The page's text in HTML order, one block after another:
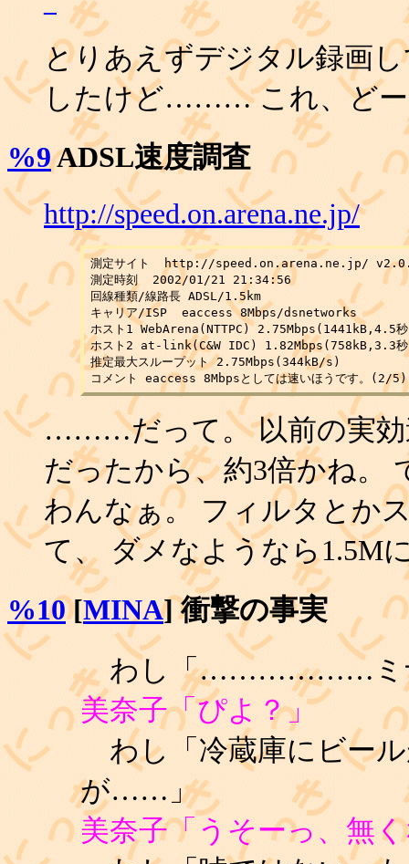
とりあえずデジタル録画
したけど……… これ、どー
%9ADSL速度調査
http://speed.on.arena.ne.jp/
測定サイト  http://speed.on.arena.ne.jp/
測定時刻  2002/01/21 21:34:56
回線種類/線路長 ADSL/1.5km
キャリア/ISP  eaccess 8Mbps/dsnetworks
ホスト1 WebArena(NTTPC) 2.75Mbps(1441kB,4.5
ホスト2 at-link(C&W IDC) 1.82Mbps(758kB,3.3
推定最大スループット 2.75Mbps(344kB/s)
コメント eaccess 8Mbpsとしては速いほうです。(2/5)
………だって。 以前の実効
だったから、約3倍かね。
わんなぁ。 フィルタとか
て、 ダメなようなら
%10[MINA] 衝撃の事実
わし「………………ミ
美奈子「ぴよ？」
わし「冷蔵庫にビー
が……」
美奈子「うそーっ、無